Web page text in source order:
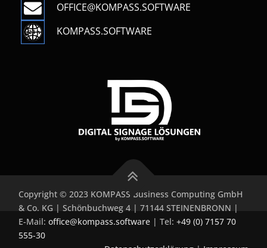
OFFICE@KOMPASS.SOFTWARE
KOMPASS.SOFTWARE
Copyright © 2023 KOMPASS Business Computing GmbH
& Co. KG | Schönbuchweg 4 | 71144 STEINENBRONN |
E-Mail:office@kompass.software | Tel:+49 (0) 7157 70
555-30